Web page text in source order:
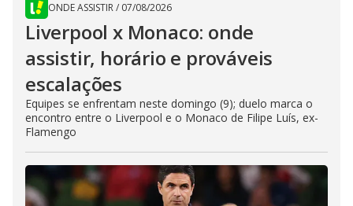
ONDE ASSISTIR/ 07/08/2026
Liverpool x Monaco: onde
assistir, horário e prováveis
escalações
Equipes se enfrentam neste domingo (9); duelo marca o
encontro entre o Liverpool e o Monaco de Filipe Luís, ex-
Flamengo